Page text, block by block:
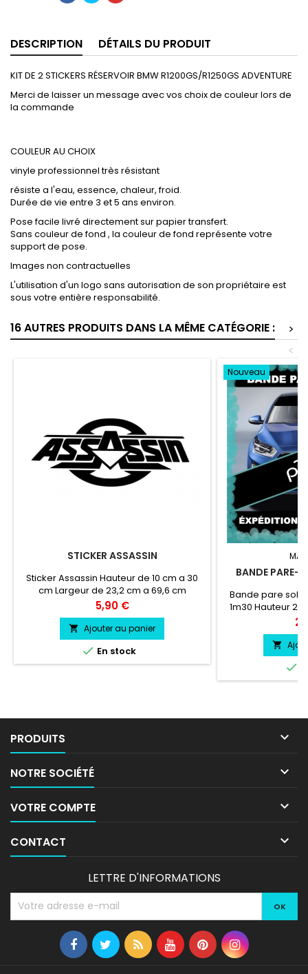
DESCRIPTION DÉTAILS DU PRODUIT
KIT DE 2 STICKERS RÉSERVOIR BMW R1200GS/R1250GS ADVENTURE
Merci de laisser un message avec vos choix de couleur lors de
la commande
COULEUR AU CHOIX
vinyle professionnel très résistant
résiste a l'eau, essence, chaleur, froid.
Durée de vie entre 3 et 5 ans environ.
Pose facile livré directement sur papier transfert.
Sans couleur de fond , la couleur de fond représente votre
support de pose.
Images non contractuelles
L'utilisation d'un logo sans autorisation de son propriétaire est
sous votre entière responsabilité.
16 AUTRES PRODUITS DANS LA MÊME CATÉGORIE :
>
<
STICKER ASSASSIN
Sticker Assassin Hauteur de 10 cm a 30
cm Largeur de 23,2 cm a 69,6 cm
Prix
5,90 €
 Ajouter au panier
 En stock
Nouveau
BANDE PARE-
Bande pare soleil
1m30 Hauteur
couleur au


PRODUITS 
NOTRE SOCIÉTÉ 
VOTRE COMPTE 
CONTACT 
LETTRE D'INFORMATIONS